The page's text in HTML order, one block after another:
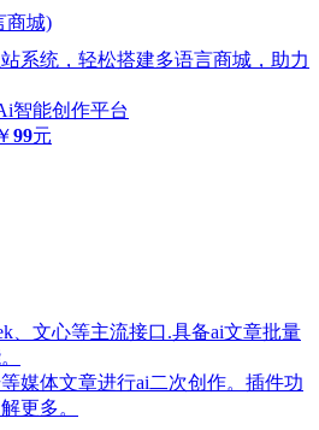
商城)
系统，轻松搭建多语言商城，助力
智能创作平台
￥99元
、文心等主流接口.具备ai文章批量
媒体文章进行ai二次创作。插件功
更多。